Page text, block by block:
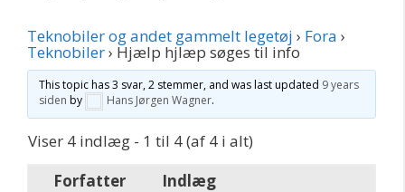
Teknobiler og andet gammelt legetøj › Fora ›
Teknobiler› Hjælp hjlæp søges til info
This topic has 3 svar, 2 stemmer, and was last updated 9 years
siden by Hans Jørgen Wagner.
Viser 4 indlæg - 1 til 4 (af 4 i alt)
Forfatter
Indlæg